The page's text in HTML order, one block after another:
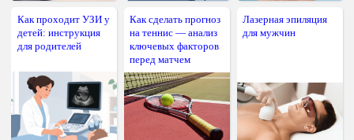
Как проходит УЗИ у
детей: инструкция
для родителей
Как сделать прогноз
на теннис — анализ
ключевых факторов
перед матчем
Лазерная эпиляция
для мужчин